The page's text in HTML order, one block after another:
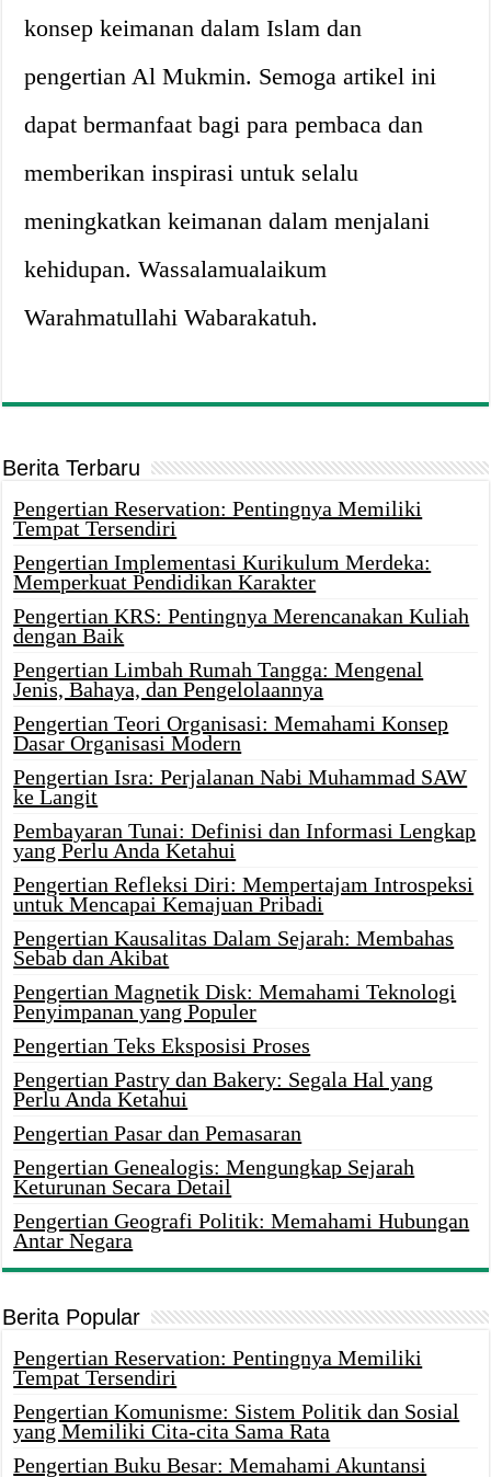
konsep keimanan dalam Islam dan
pengertian Al Mukmin. Semoga artikel ini
dapat bermanfaat bagi para pembaca dan
memberikan inspirasi untuk selalu
meningkatkan keimanan dalam menjalani
kehidupan. Wassalamualaikum
Warahmatullahi Wabarakatuh.
Berita Terbaru
Pengertian Reservation: Pentingnya Memiliki
Tempat Tersendiri
Pengertian Implementasi Kurikulum Merdeka:
Memperkuat Pendidikan Karakter
Pengertian KRS: Pentingnya Merencanakan Kuliah
dengan Baik
Pengertian Limbah Rumah Tangga: Mengenal
Jenis, Bahaya, dan Pengelolaannya
Pengertian Teori Organisasi: Memahami Konsep
Dasar Organisasi Modern
Pengertian Isra: Perjalanan Nabi Muhammad SAW
ke Langit
Pembayaran Tunai: Definisi dan Informasi Lengkap
yang Perlu Anda Ketahui
Pengertian Refleksi Diri: Mempertajam Introspeksi
untuk Mencapai Kemajuan Pribadi
Pengertian Kausalitas Dalam Sejarah: Membahas
Sebab dan Akibat
Pengertian Magnetik Disk: Memahami Teknologi
Penyimpanan yang Populer
Pengertian Teks Eksposisi Proses
Pengertian Pastry dan Bakery: Segala Hal yang
Perlu Anda Ketahui
Pengertian Pasar dan Pemasaran
Pengertian Genealogis: Mengungkap Sejarah
Keturunan Secara Detail
Pengertian Geografi Politik: Memahami Hubungan
Antar Negara
Berita Popular
Pengertian Reservation: Pentingnya Memiliki
Tempat Tersendiri
Pengertian Komunisme: Sistem Politik dan Sosial
yang Memiliki Cita-cita Sama Rata
Pengertian Buku Besar: Memahami Akuntansi